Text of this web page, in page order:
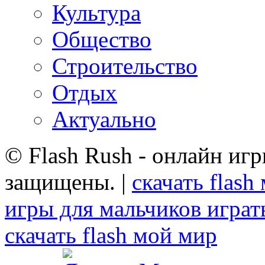
Культура
Общество
Строительство
Отдых
Актуально
© Flash Rush - онлайн
защищены. | скачать
игры для мальчиков
скачать flash мой мир